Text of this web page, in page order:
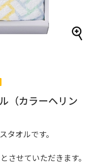
（カラーヘリン
タオルです。
せていただきます。